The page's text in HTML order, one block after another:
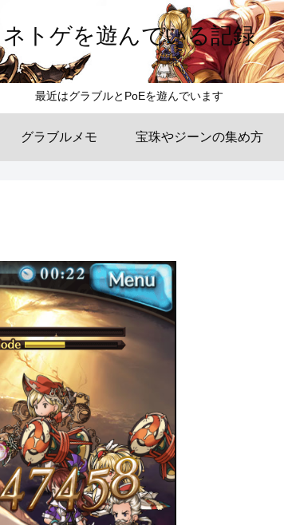
ネトゲを遊んでいる記録
最近はグラブルとPoEを遊んでいます
グラブルメモ 宝珠やジーンの集め方